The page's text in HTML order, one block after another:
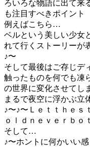
ろいろな物語に出て来
も注目すべきポイント
例えばこちら…
ベルという美しい少女
れて行くストーリーが
♪〜
そして最後はご存じデ
触ったものを何でも凍
の世界に変化させてし
まるで夜空に浮かぶ立
♪〜♪〜Ｌｅｔｔｈｅｓ
ｏｌｄｎｅｖｅｒｂｏ
そして…
♪〜ホントに何かいい